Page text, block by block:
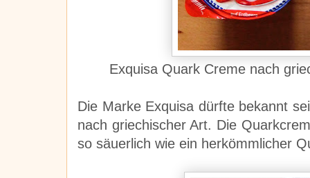
Exquisa Quark Creme nach
Die Marke Exquisa dürfte bekannt
nach griechischer Art. Die
so säuerlich wie ein herkömmlicher